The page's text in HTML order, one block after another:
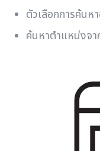
ตัวเลือกการค้น
ค้นหาตําแหน่งจา